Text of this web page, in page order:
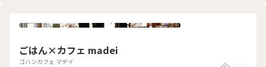
ごはん×カフェ madei
ゴハンカフェ マデイ